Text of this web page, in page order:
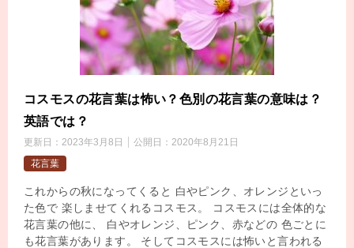
コスモスの花言葉は怖い？色別の花言葉の意味は？
英語では？
更新日： 2023年3月8日 公開日： 2020年8月21日
花言葉
これからの秋になってくると 白やピンク、オレンジといっ
た色で 楽しませてくれるコスモス。 コスモスには全体的な
花言葉の他に、 白やオレンジ、ピンク、赤などの 色ごとに
も花言葉があります。 そしてコスモスには怖いと言われる